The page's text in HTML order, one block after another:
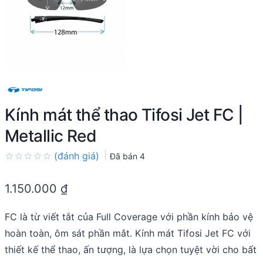
Kính mát thể thao Tifosi Jet FC |
Metallic Red
out
(đánh giá) Đã bán 4
1.150.000 ₫
FC là từ viết tắt của Full Coverage với phần kính bảo vệ
hoàn toàn, ôm sát phần mắt. Kính mát Tifosi Jet FC với
thiết kế thể thao, ấn tượng, là lựa chọn tuyệt vời cho bất